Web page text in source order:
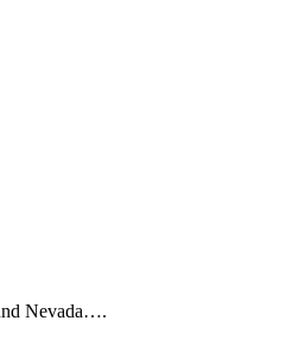
Nevada….